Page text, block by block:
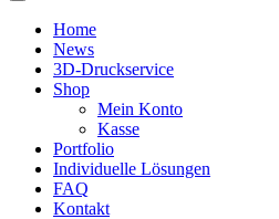
Home
News
3D-Druckservice
Shop
Mein Konto
Kasse
Portfolio
Individuelle Lösungen
FAQ
Kontakt